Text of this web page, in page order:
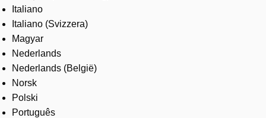
Italiano
Italiano (Svizzera)
Magyar
Nederlands
Nederlands (België)
Norsk
Polski
Português